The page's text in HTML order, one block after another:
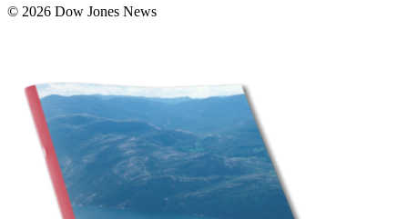
© 2026 Dow Jones News